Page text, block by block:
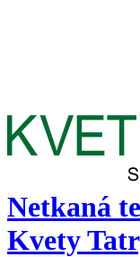
Netkaná
Kvety